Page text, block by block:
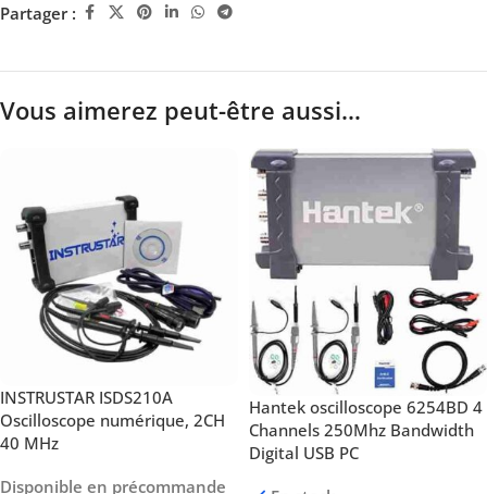
Partager :
Vous aimerez peut-être aussi…
INSTRUSTAR ISDS210A
Oscilloscope numérique, 2CH
40 MHz
Disponible en précommande
Hantek oscilloscope 6254BD 4
Channels 250Mhz Bandwidth
Digital USB PC